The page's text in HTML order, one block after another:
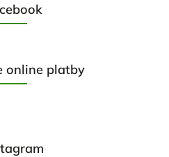
online platby